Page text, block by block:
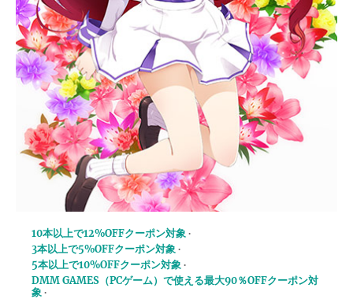
10本以上で12%OFFクーポン対象
3本以上で5%OFFクーポン対象
5本以上で10%OFFクーポン対象
DMM GAMES（PCゲーム）で使える最大90％OFFクーポン対
象